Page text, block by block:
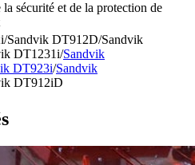
sécurité et de la protection de
Sandvik DT912D/Sandvik
DT1231i/Sandvik
DT923i/Sandvik
DT912iD